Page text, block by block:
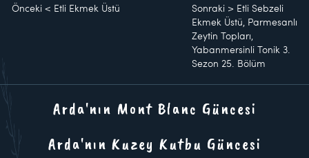
Önceki < Etli Ekmek Üstü Sonraki > Etli Sebzeli
Ekmek Üstü, Parmesanlı
Zeytin Topları,
Yabanmersinli Tonik 3.
Sezon 25. Bölüm
Arda'nın Mont Blanc Güncesi
Arda'nın Kuzey Kutbu Güncesi